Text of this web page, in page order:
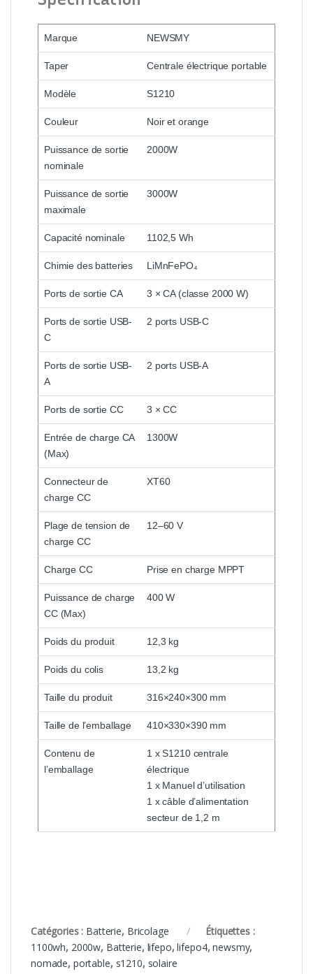
Marque NEWSMY
Taper Centrale électrique portable
Modèle S1210
Couleur Noir et orange
Puissance de sortie
nominale
2000W
Puissance de sortie
maximale
3000W
Capacité nominale 1102,5 Wh
Chimie des batteries LiMnFePO₄
Ports de sortie CA 3 × CA (classe 2000 W)
Ports de sortie USB-
C
2 ports USB-C
Ports de sortie USB-
A
2 ports USB-A
Ports de sortie CC 3 × CC
Entrée de charge CA
(Max)
1300W
Connecteur de
charge CC
XT60
Plage de tension de
charge CC
12–60 V
Charge CC Prise en charge MPPT
Puissance de charge
CC (Max)
400 W
Poids du produit 12,3 kg
Poids du colis 13,2 kg
Taille du produit 316×240×300 mm
Taille de l’emballage 410×330×390 mm
Contenu de
l’emballage
1 x S1210 centrale
électrique
1 x Manuel d’utilisation
1 x câble d’alimentation
secteur de 1,2 m
Catégories : Batterie, Bricolage
Étiquettes :
1100wh, 2000w, Batterie, lifepo,lifepo4,newsmy,
nomade, portable, s1210, solaire